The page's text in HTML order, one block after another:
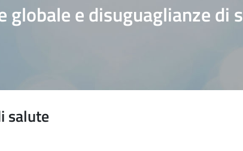
globale e disuguaglianze di
salute